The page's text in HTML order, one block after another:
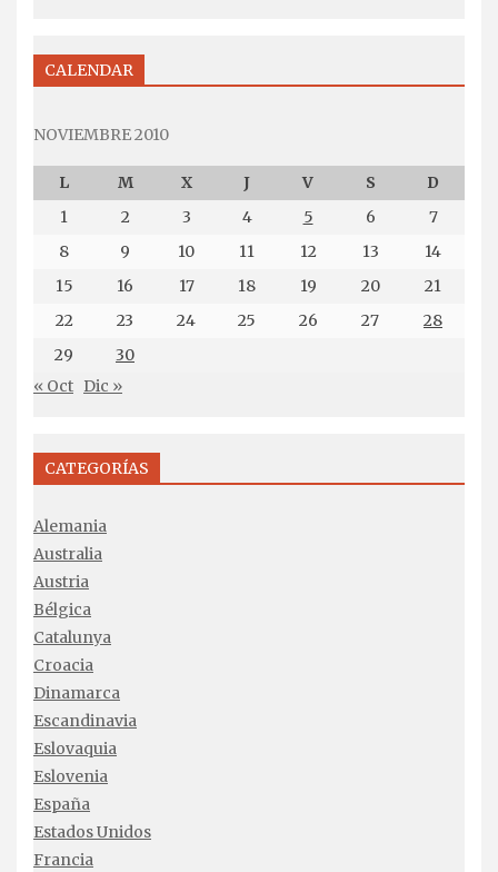
CALENDAR
NOVIEMBRE 2010
L M X J V S
D
1
2 3 4 5 6
7
8
9 10 11 12 13
14
15
16 17 18 19 20
21
22
23 24 25 26 27
28
29
30
« Oct Dic »
CATEGORÍAS
Alemania
Australia
Austria
Bélgica
Catalunya
Croacia
Dinamarca
Escandinavia
Eslovaquia
Eslovenia
España
Estados Unidos
Francia